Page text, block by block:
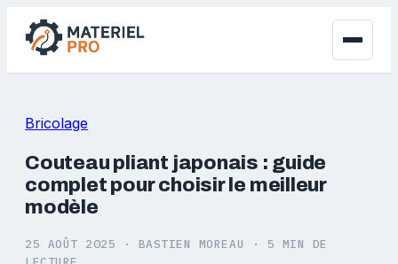
Bricolage
Couteau pliant japonais : guide
complet pour choisir le meilleur
modèle
25 AOÛT 2025 · BASTIEN MOREAU ·
5 MIN DE